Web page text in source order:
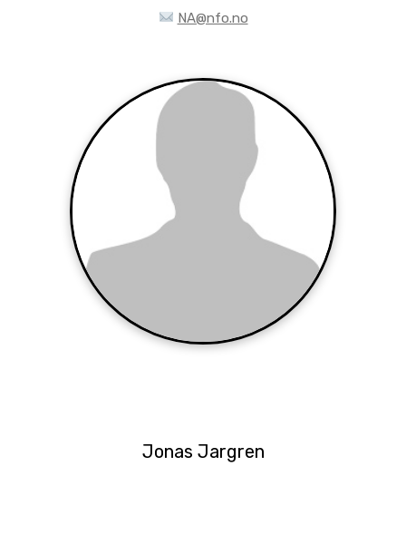
NA@nfo.no
Jonas Jargren